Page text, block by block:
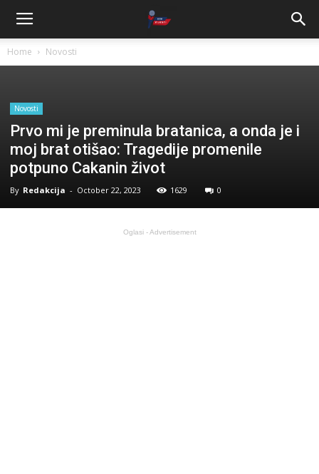
Home Novosti
Novosti
Prvo mi je preminula bratanica, a onda je i
moj brat otišao: Tragedije promenile
potpuno Cakanin život
By Redakcija - October 22, 2023 1629 0
Oglasi - Advertisement